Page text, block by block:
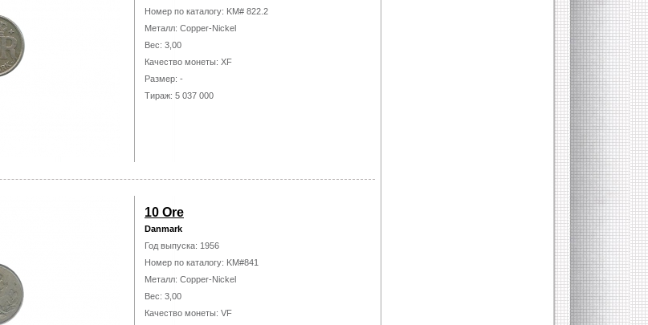
Номер по каталогу: KM# 822.2
Металл: Copper-Nickel
Вес: 3,00
Качество монеты: XF
Размер: -
Тираж: 5 037 000
10 Ore
Danmark
Год выпуска: 1956
Номер по каталогу: KM#841
Металл: Copper-Nickel
Вес: 3,00
Качество монеты: VF